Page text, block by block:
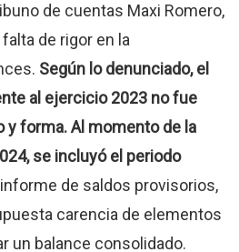
de cuentas Maxi Romero,
de rigor en la
Según lo denunciado, el
al ejercicio 2023 no fue
y forma. Al momento de la
se incluyó el periodo
de saldos provisorios,
carencia de elementos
un balance consolidado.